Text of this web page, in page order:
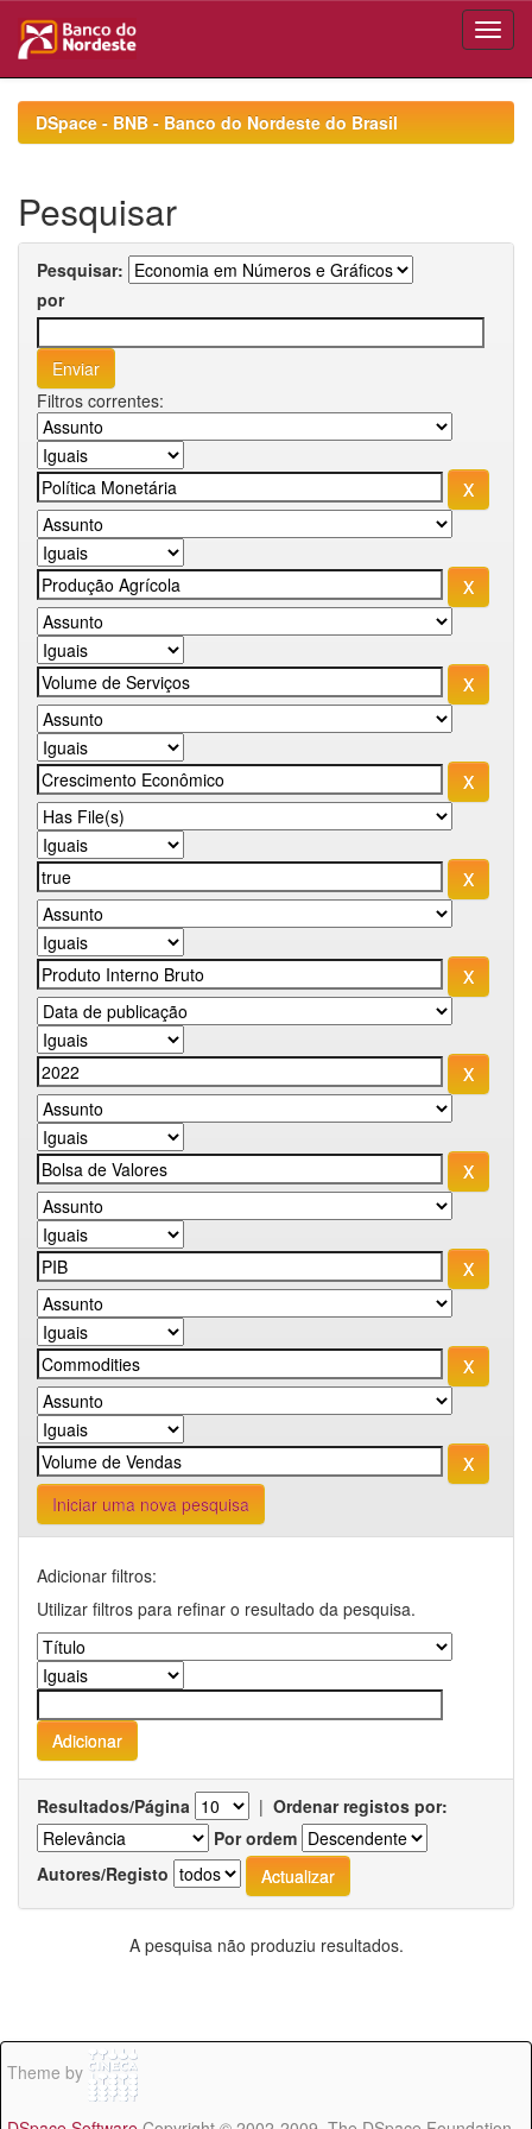
navigationDSpace - BNB - Banco do Nordeste do Brasil
Pesquisar
Pesquisar:
por
Filtros correntes:
Iniciar uma nova pesquisa
Adicionar filtros:
Utilizar filtros para refinar o resultado da pesquisa.
Resultados/Página | Ordenar registos por:
Por ordem
Autores/Registo
A pesquisa não produziu resultados.
Theme by